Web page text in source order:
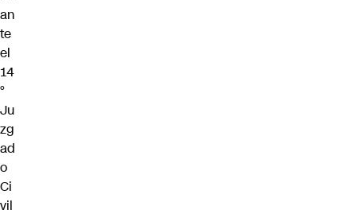
an
te
el
14
°
Ju
zg
ad
o
Ci
vil